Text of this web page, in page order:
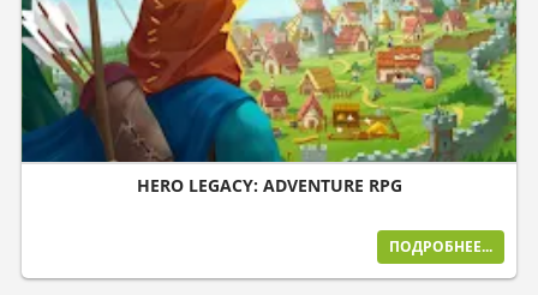
HERO LEGACY: ADVENTURE RPG
ПОДРОБНЕЕ...